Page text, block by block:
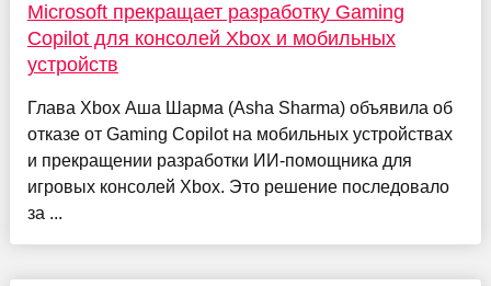
Microsoft прекращает разработку Gaming
Copilot для консолей Xbox и мобильных
устройств
Глава Xbox Аша Шарма (Asha Sharma) объявила об
отказе от Gaming Copilot на мобильных устройствах
и прекращении разработки ИИ-помощника для
игровых консолей Xbox. Это решение последовало
за ...